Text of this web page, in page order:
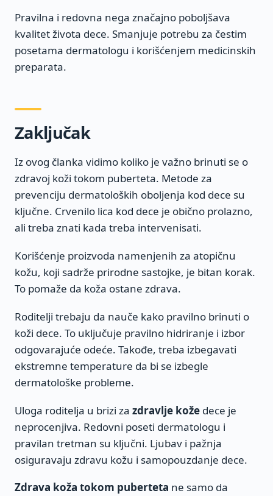
Pravilna i redovna nega značajno poboljšava
kvalitet života dece. Smanjuje potrebu za čestim
posetama dermatologu i korišćenjem medicinskih
preparata.
Zaključak
Iz ovog članka vidimo koliko je važno brinuti se o
zdravoj koži tokom puberteta. Metode za
prevenciju dermatoloških oboljenja kod dece su
ključne. Crvenilo lica kod dece je obično prolazno,
ali treba znati kada treba intervenisati.
Korišćenje proizvoda namenjenih za atopičnu
kožu, koji sadrže prirodne sastojke, je bitan korak.
To pomaže da koža ostane zdrava.
Roditelji trebaju da nauče kako pravilno brinuti o
koži dece. To uključuje pravilno hidriranje i izbor
odgovarajuće odeće. Takođe, treba izbegavati
ekstremne temperature da bi se izbegle
dermatološke probleme.
Uloga roditelja u brizi za zdravlje kože dece je
neprocenjiva. Redovni poseti dermatologu i
pravilan tretman su ključni. Ljubav i pažnja
osiguravaju zdravu kožu i samopouzdanje dece.
Zdrava koža tokom puberteta ne samo da